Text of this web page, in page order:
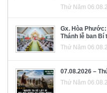
Thứ Năm
Gx. Hòa
Thánh lễ ban Bí
Thứ Năm
07.08.2026 –
Thứ Năm